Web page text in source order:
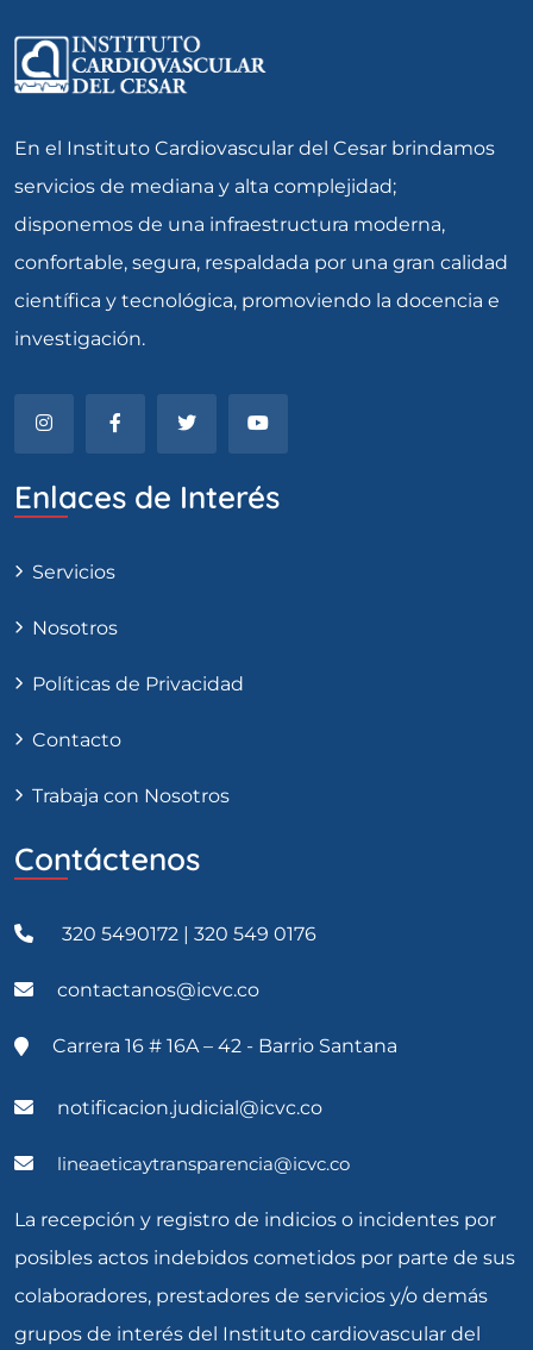
En el Instituto Cardiovascular del Cesar brindamos
servicios de mediana y alta complejidad;
disponemos de una infraestructura moderna,
confortable, segura, respaldada por una gran calidad
científica y tecnológica, promoviendo la docencia e
investigación.
Enlaces de Interés
Servicios
Nosotros
Políticas de Privacidad
Contacto
Trabaja con Nosotros
Contáctenos
320 5490172 | 320 549 0176
contactanos@icvc.co
Carrera 16 # 16A – 42 - Barrio Santana
notificacion.judicial@icvc.co
lineaeticaytransparencia@icvc.co
La recepción y registro de indicios o incidentes por
posibles actos indebidos cometidos por parte de sus
colaboradores, prestadores de servicios y/o demás
grupos de interés del Instituto cardiovascular del